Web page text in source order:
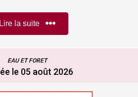
Lire la suite
EAU ET FORET
le 05 août 2026